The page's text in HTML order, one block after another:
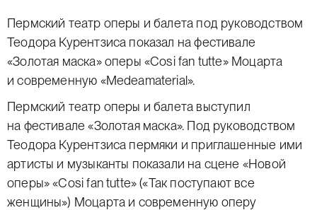
Пермский театр оперы и балета под руководством
Теодора Курентзиса показал на фестивале
«Золотая маска» оперы «Cosi fan tutte» Моцарта
и современную «Medeamaterial».
Пермский театр оперы и балета выступил
на фестивале «Золотая маска». Под руководством
Теодора Курентзиса пермяки и приглашенные ими
артисты и музыканты показали на сцене «Новой
оперы» «Cosi fan tutte» («Так поступают все
женщины») Моцарта и современную оперу